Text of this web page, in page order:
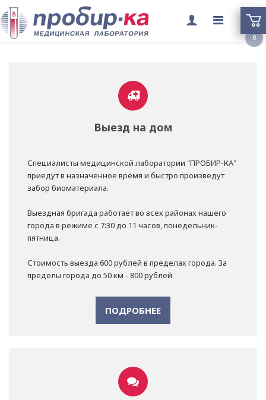
меню
Выезд на дом
Специалисты медицинской лаборатории "ПРОБИР-КА"
приедут в назначенное время и быстро произведут
забор биоматериала.
Выездная бригада работает во всех районах нашего
города в режиме с 7:30 до 11 часов, понедельник-
пятница.
Стоимость выезда 600 рублей в пределах города. За
пределы города до 50 км - 800 рублей.
ПОДРОБНЕЕ
0